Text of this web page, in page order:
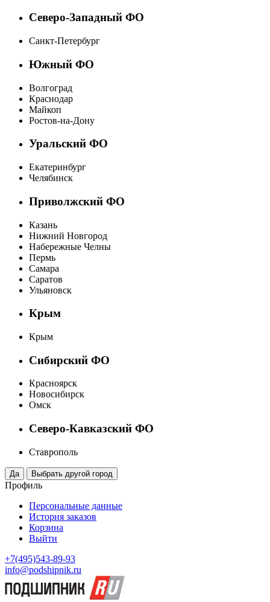
Северо-Западный ФО
Санкт-Петербург
Южный ФО
Волгоград
Краснодар
Майкоп
Ростов-на-Дону
Уральский ФО
Екатеринбург
Челябинск
Приволжский ФО
Казань
Нижний Новгород
Набережные Челны
Пермь
Самара
Саратов
Ульяновск
Крым
Крым
Сибирский ФО
Красноярск
Новосибирск
Омск
Северо-Кавказский ФО
Ставрополь
Профиль
Персональные данные
История заказов
Корзина
Выйти
+7(495)543-89-93
info@podshipnik.ru